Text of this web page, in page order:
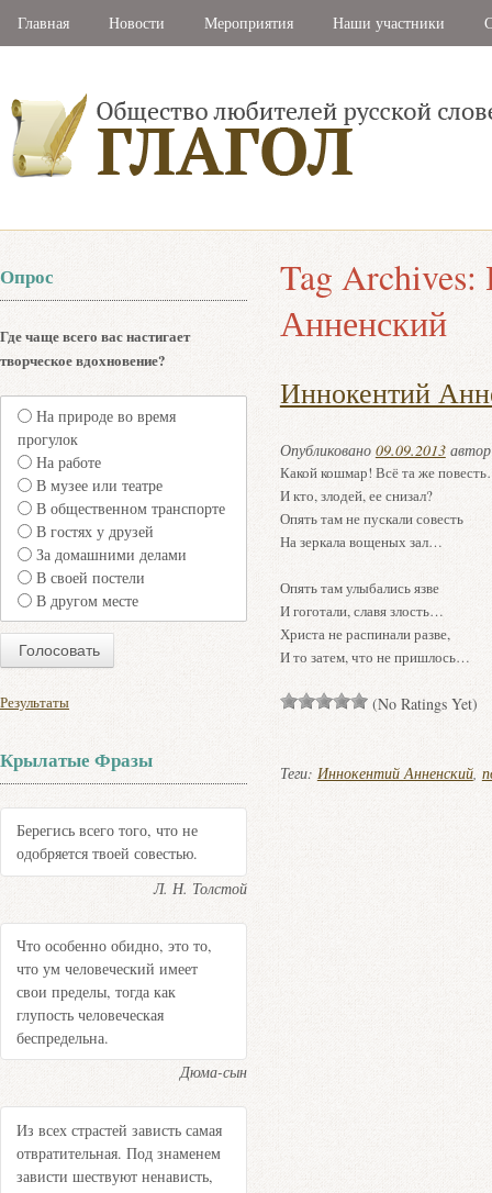
Главная Новости Мероприятия Наши участники
Tag Archives:
Анненский
Иннокентий
Опубликовано 09.09.2013
Какой кошмар! Всё та же
И кто, злодей, ее снизал?
Опять там не пускали совесть
На зеркала вощеных зал…
Опять там улыбались язве
И гоготали, славя злость…
Христа не распинали разве,
И то затем, что не пришлось…
(No Ratings Yet)
Теги: Иннокентий Анненский,
Опрос
Где чаще всего вас настигает
творческое вдохновение?
На природе во время
прогулок
На работе
В музее или театре
В общественном транспорте
В гостях у друзей
За домашними делами
В своей постели
В другом месте
Результаты
Крылатые Фразы
Берегись всего того, что не
одобряется твоей совестью.
Л. Н. Толстой
Что особенно обидно, это то,
что ум человеческий имеет
свои пределы, тогда как
глупость человеческая
беспредельна.
Дюма-сын
Из всех страстей зависть самая
отвратительная. Под знаменем
зависти шествуют ненависть,